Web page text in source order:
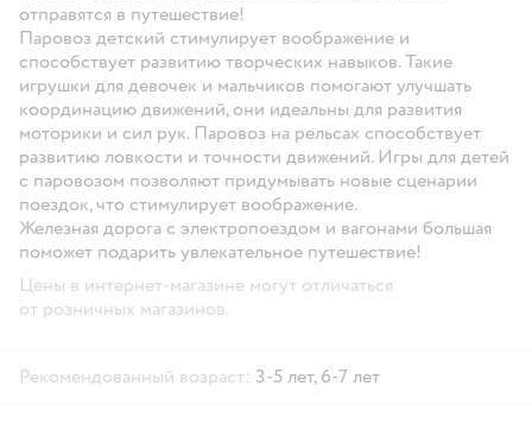
отправятся в путешествие!
Паровоз детский стимулирует воображение и
способствует развитию творческих навыков. Такие
игрушки для девочек и мальчиков помогают улучшать
координацию движений, они идеальны для развития
моторики и сил рук. Паровоз на рельсах способствует
развитию ловкости и точности движений. Игры для детей
с паровозом позволяют придумывать новые сценарии
поездок, что стимулирует воображение.
Железная дорога с электропоездом и вагонами большая
поможет подарить увлекательное путешествие!
Цены в интернет-магазине могут отличаться
от розничных магазинов.
Рекомендованный возраст: 3-5 лет, 6-7 лет